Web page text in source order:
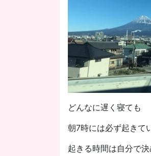
どんなに遅く寝ても
朝7時には必ず起きて
起きる時間は自分で決